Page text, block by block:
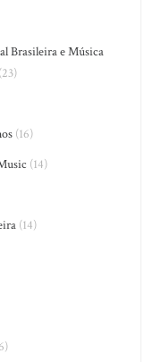
Brasileira e Música
(23)
(16)
(14)
(14)